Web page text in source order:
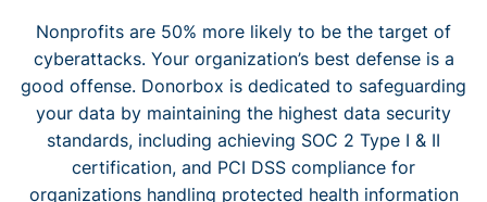
Nonprofits are 50% more likely to be the target of
cyberattacks. Your organization’s best defense is a
good offense. Donorbox is dedicated to safeguarding
your data by maintaining the highest data security
standards, including achieving SOC 2 Type I & II
certification, and PCI DSS compliance for
organizations handling protected health information